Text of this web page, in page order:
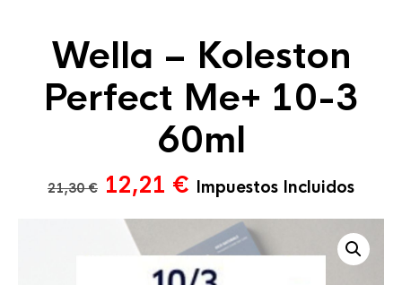
Wella – Koleston
Perfect Me+ 10-3
60ml
21,30€ El
original
era:
21,30 €.
12,21 € El
precio
actual
es:
12,21 €.
Impuestos Incluidos